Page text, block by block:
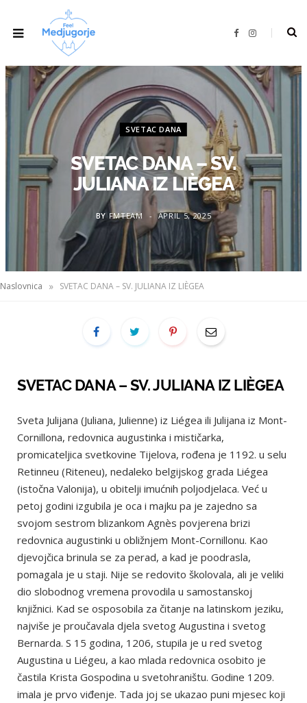
F
b
o
o
I
a
g
a
m
SVETAC DANA
SVETAC DANA – SV.
JULIANA IZ LIÈGEA
BY FMTEAM APRIL 5, 2025
Naslovnica » SVETAC DANA – SV. JULIANA IZ LIÈGEA
SVETAC DANA – SV. JULIANA IZ LIÈGEA
Sveta Julijana (Juliana, Julienne) iz Liégea ili Julijana iz Mont-
Cornillona, redovnica augustinka i mističarka,
promicateljica svetkovine Tijelova, rođena je 1192. u selu
Retinneu (Riteneu), nedaleko belgijskog grada Liégea
(istočna Valonija), u obitelji imućnih poljodjelaca. Već u
petoj godini izgubila je oca i majku pa je zajedno sa
svojom sestrom blizankom Agnès povjerena brizi
redovnica augustinki u obližnjem Mont-Cornillonu. Kao
djevojčica brinula se za perad, a kad je poodrasla,
pomagala je u staji. Nije se redovito školovala, ali je veliki
dio slobodnog vremena provodila u samostanskoj
knjižnici. Kad se osposobila za čitanje na latinskom jeziku,
najviše je proučavala djela svetog Augustina i svetog
Bernarda. S 15 godina, 1206, stupila je u red svetog
Augustina u Liégeu, a kao mlada redovnica osobito je
častila Krista Gospodina u svetohraništu. Godine 1209.
imala je prvo viđenje. Tada joj se ukazao puni mjesec koji